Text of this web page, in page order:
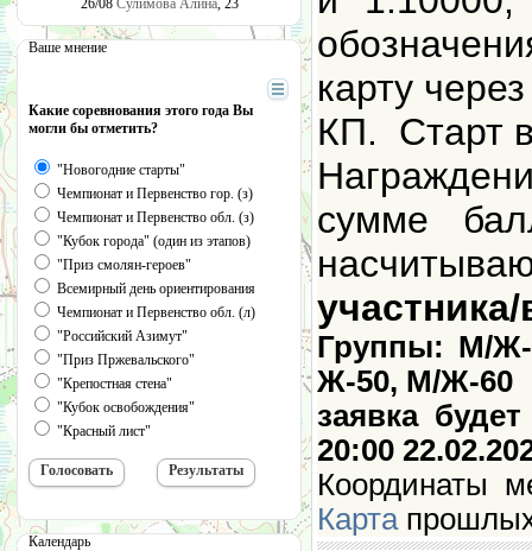
26/08 Сулимова Алина, 23
Ваше мнение
Какие соревнования этого года Вы
могли бы отметить?
"Новогодние старты"
Чемпионат и Первенство гор. (з)
Чемпионат и Первенство обл. (з)
"Кубок города" (один из этапов)
"Приз смолян-героев"
Всемирный день ориентирования
Чемпионат и Первенство обл. (л)
"Российский Азимут"
"Приз Пржевальского"
"Крепостная стена"
"Кубок освобождения"
"Красный лист"
Календарь
карту
КП. Старт
сумме
Группы: М/
Ж-50, М/Ж-60
заявка
20:00
Координаты
Картапрошлых